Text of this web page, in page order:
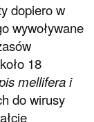
dopiero w
wywoływane
18
mellifera i
do wirusy